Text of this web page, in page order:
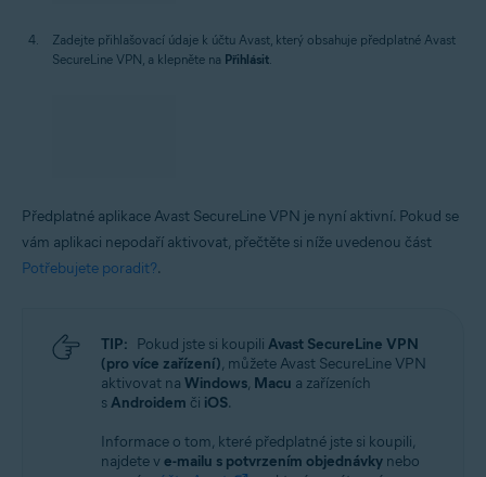
Zadejte přihlašovací údaje k účtu Avast, který obsahuje předplatné Avast
SecureLine VPN, a klepněte na Přihlásit.
Předplatné aplikace Avast SecureLine VPN je nyní aktivní. Pokud se
vám aplikaci nepodaří aktivovat, přečtěte si níže uvedenou část
Potřebujete poradit?.
TIP: Pokud jste si koupili Avast SecureLine VPN
(pro více zařízení), můžete Avast SecureLine VPN
aktivovat na Windows, Macu a zařízeních
sAndroidem či iOS.
Informace o tom, které předplatné jste si koupili,
najdete v e-mailu s potvrzením objednávky nebo